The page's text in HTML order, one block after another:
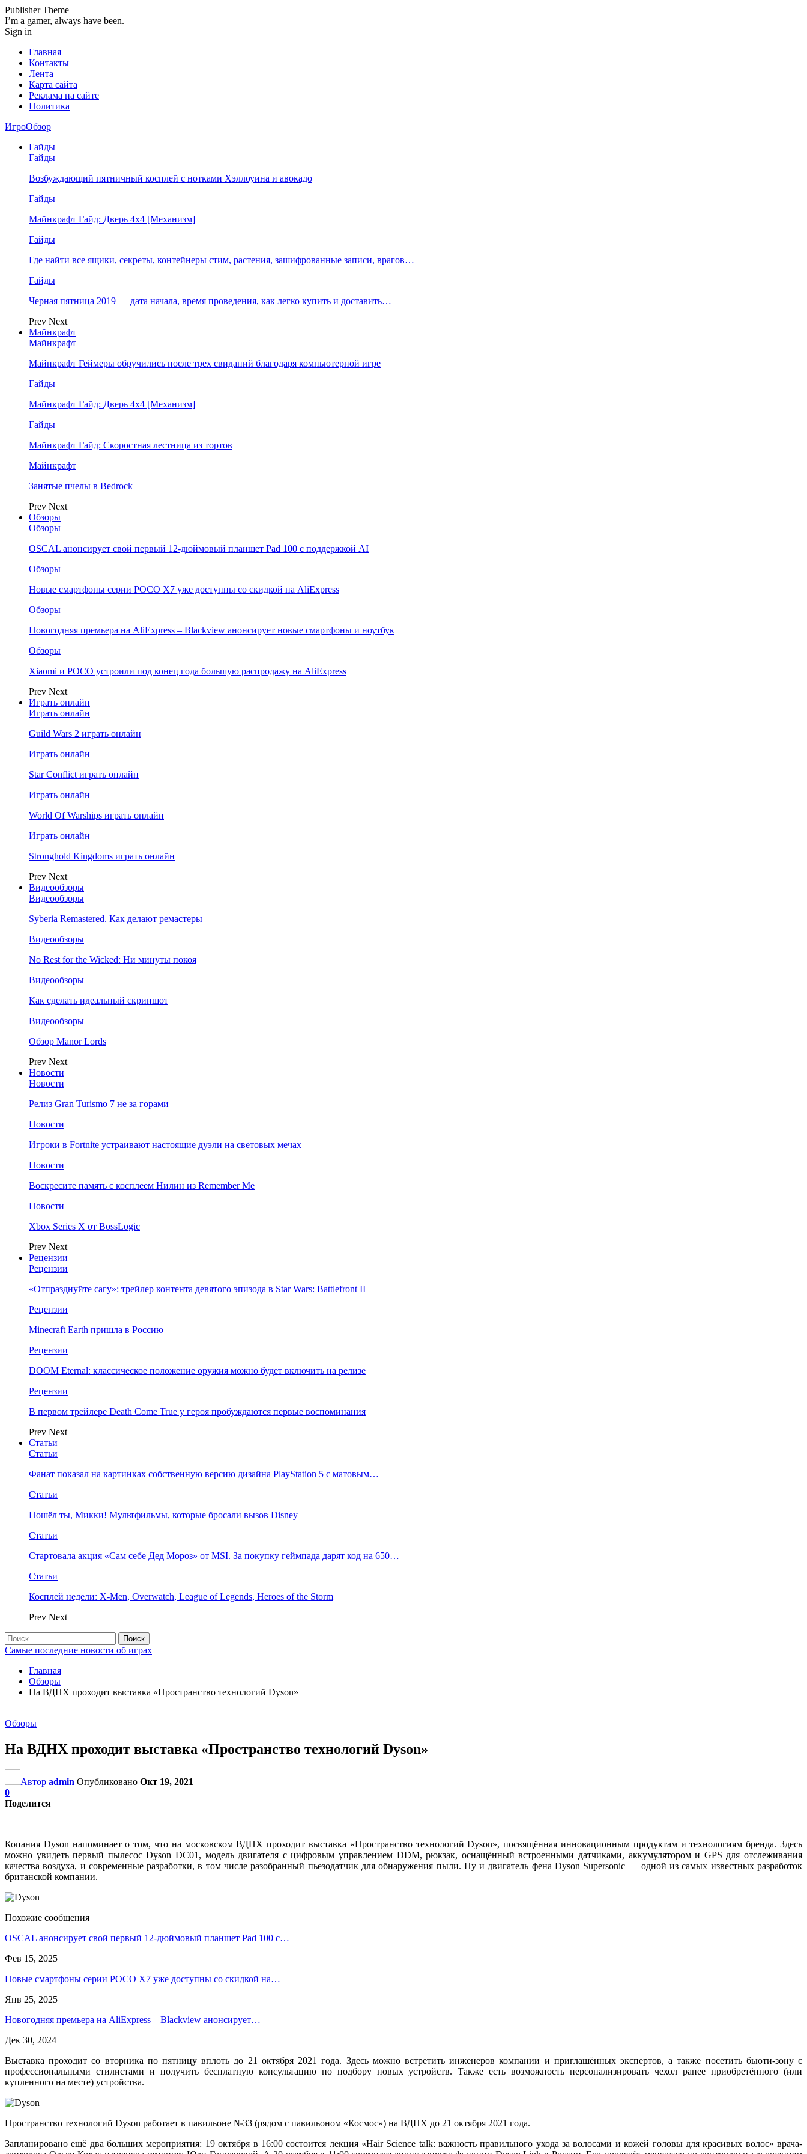
Publisher Theme
I’m a gamer, always have been.
Sign in
Главная
Контакты
Лента
Карта сайта
Реклама на сайте
Политика
ИгроОбзор
Гайды
Гайды
Возбуждающий пятничный косплей с нотками Хэллоуина и авокадо
Гайды
Майнкрафт Гайд: Дверь 4х4 [Механизм]
Гайды
Где найти все ящики, секреты, контейнеры стим, растения, зашифрованные записи, врагов…
Гайды
Черная пятница 2019 — дата начала, время проведения, как легко купить и доставить…
Prev Next
Майнкрафт
Майнкрафт
Майнкрафт Геймеры обручились после трех свиданий благодаря компьютерной игре
Гайды
Майнкрафт Гайд: Дверь 4х4 [Механизм]
Гайды
Майнкрафт Гайд: Скоростная лестница из тортов
Майнкрафт
Занятые пчелы в Bedrock
Prev Next
Обзоры
Обзоры
OSCAL анонсирует свой первый 12-дюймовый планшет Pad 100 с поддержкой AI
Обзоры
Новые смартфоны серии POCO X7 уже доступны со скидкой на AliExpress
Обзоры
Новогодняя премьера на AliExpress – Blackview анонсирует новые смартфоны и ноутбук
Обзоры
Xiaomi и POCO устроили под конец года большую распродажу на AliExpress
Prev Next
Играть онлайн
Играть онлайн
Guild Wars 2 играть онлайн
Играть онлайн
Star Conflict играть онлайн
Играть онлайн
World Of Warships играть онлайн
Играть онлайн
Stronghold Kingdoms играть онлайн
Prev Next
Видеообзоры
Видеообзоры
Syberia Remastered. Как делают ремастеры
Видеообзоры
No Rest for the Wicked: Ни минуты покоя
Видеообзоры
Как сделать идеальный скриншот
Видеообзоры
Обзор Manor Lords
Prev Next
Новости
Новости
Релиз Gran Turismo 7 не за горами
Новости
Игроки в Fortnite устраивают настоящие дуэли на световых мечах
Новости
Воскресите память с косплеем Нилин из Remember Me
Новости
Xbox Series X от BossLogic
Prev Next
Рецензии
Рецензии
«Отпразднуйте сагу»: трейлер контента девятого эпизода в Star Wars: Battlefront II
Рецензии
Minecraft Earth пришла в Россию
Рецензии
DOOM Eternal: классическое положение оружия можно будет включить на релизе
Рецензии
В первом трейлере Death Come True у героя пробуждаются первые воспоминания
Prev Next
Статьи
Статьи
Фанат показал на картинках собственную версию дизайна PlayStation 5 с матовым…
Статьи
Пошёл ты, Микки! Мультфильмы, которые бросали вызов Disney
Статьи
Стартовала акция «Сам себе Дед Мороз» от MSI. За покупку геймпада дарят код на 650…
Статьи
Косплей недели: X-Men, Overwatch, League of Legends, Heroes of the Storm
Prev Next
Самые последние новости об играх
Главная
Обзоры
На ВДНХ проходит выставка «Пространство технологий Dyson»
Обзоры
На ВДНХ проходит выставка «Пространство технологий Dyson»
Автор admin Опубликовано Окт 19, 2021
0
Поделится
Копания Dyson напоминает о том, что на московском ВДНХ проходит выставка «Пространство технологий Dyson», посвящённая инновационным продуктам и технологиям бренда. Здесь
можно увидеть первый пылесос Dyson DC01, модель двигателя с цифровым управлением DDM, рюкзак, оснащённый встроенными датчиками, аккумулятором и GPS для отслеживания
качества воздуха, и современные разработки, в том числе разобранный пьезодатчик для обнаружения пыли. Ну и двигатель фена Dyson Supersonic — одной из самых известных разработок
британской компании.
Похожие сообщения
OSCAL анонсирует свой первый 12-дюймовый планшет Pad 100 с…
Фев 15, 2025
Новые смартфоны серии POCO X7 уже доступны со скидкой на…
Янв 25, 2025
Новогодняя премьера на AliExpress – Blackview анонсирует…
Дек 30, 2024
Выставка проходит со вторника по пятницу вплоть до 21 октября 2021 года. Здесь можно встретить инженеров компании и приглашённых экспертов, а также посетить бьюти-зону с
профессиональными стилистами и получить бесплатную консультацию по подбору новых устройств. Также есть возможность персонализировать чехол ранее приобретённого (или
купленного на месте) устройства.
Пространство технологий Dyson работает в павильоне №33 (рядом с павильоном «Космос») на ВДНХ до 21 октября 2021 года.
Запланировано ещё два больших мероприятия: 19 октября в 16:00 состоится лекция «Hair Science talk: важность правильного ухода за волосами и кожей головы для красивых волос» врача-